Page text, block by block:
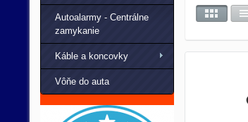
Autoalarmy - Centrálne
zamykanie
Káble a koncovky
Vôňe do auta